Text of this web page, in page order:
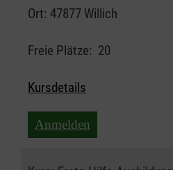
Ort: 47877 Willich
Freie Plätze: 20
Kursdetails
Anmelden